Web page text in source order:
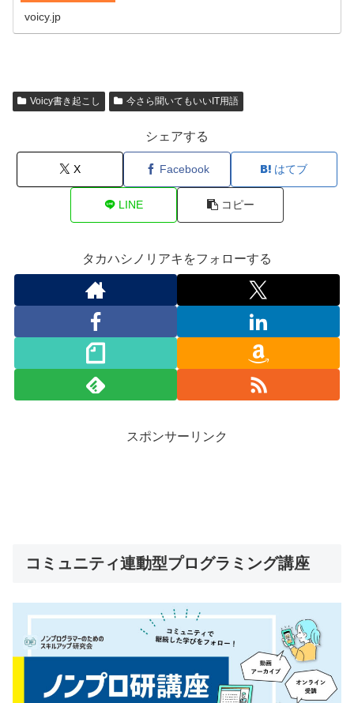
voicy.jp
Voicy書き起こし 今さら聞いてもいいIT用語
シェアする
X Facebook はてブ
LINE コピー
タカハシノリアキをフォローする
スポンサーリンク
コミュニティ連動型プログラミング講座